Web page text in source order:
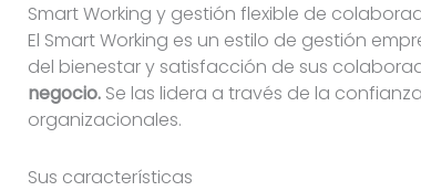
Smart Working y gestión flexible de
El Smart Working es un estilo de gestión
del bienestar y satisfacción de sus
negocio. Se las lidera a través de la
organizacionales.
Sus características